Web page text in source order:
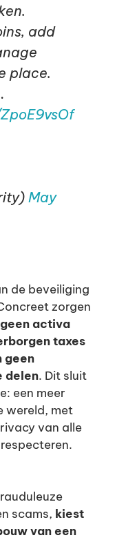
add
place.
May
de beveiliging
zorgen
activa
taxes
geen
delen. Dit sluit
een meer
wereld, met
van alle
scams, kiest
van een